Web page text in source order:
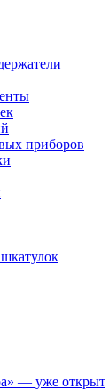
приборов